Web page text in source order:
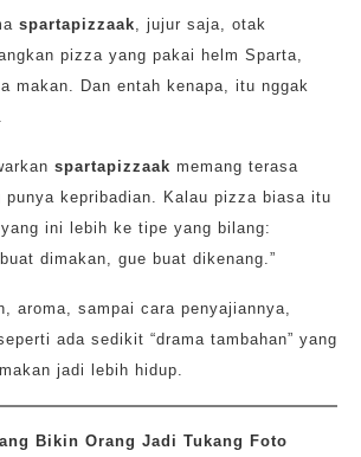
spartapizzaak, jujur saja, otak
pizza yang pakai helm Sparta,
makan. Dan entah kenapa, itu nggak
spartapizzaak memang terasa
kepribadian. Kalau pizza biasa itu
ini lebih ke tipe yang bilang:
dimakan, gue buat dikenang.”
aroma, sampai cara penyajiannya,
ada sedikit “drama tambahan” yang
jadi lebih hidup.
Bikin Orang Jadi Tukang Foto